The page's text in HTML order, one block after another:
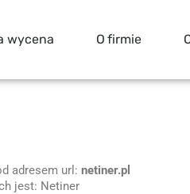
wycena O firmie
adresem url: netiner.pl
jest: Netiner